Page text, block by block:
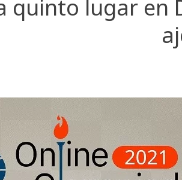
quinto lugar en